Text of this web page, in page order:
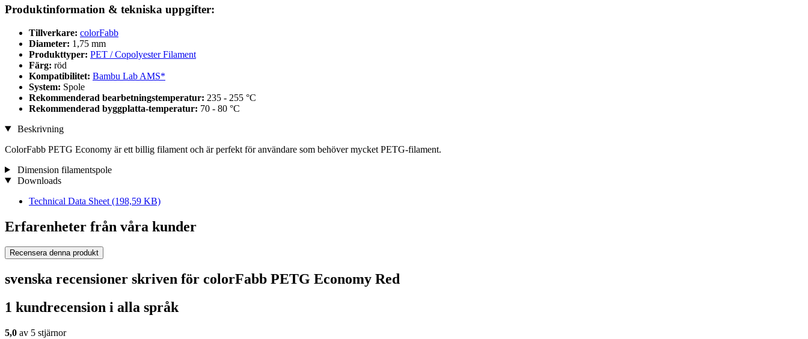
Produktinformation & tekniska uppgifter:
Tillverkare: colorFabb
Diameter: 1,75 mm
Produkttyper: PET / Copolyester Filament
Färg: röd
Kompatibilitet: Bambu Lab AMS*
System: Spole
Rekommenderad bearbetningstemperatur: 235 - 255 °C
Rekommenderad byggplatta-temperatur: 70 - 80 °C
Beskrivning
ColorFabb PETG Economy är ett billig filament och är perfekt för användare som behöver mycket PETG-filament.
Dimension filamentspole
Downloads
Technical Data Sheet (198,59 KB)
Erfarenheter från våra kunder
Recensera denna produkt
svenska recensioner skriven för colorFabb PETG Economy Red
1 kundrecension i alla språk
5,0 av 5 stjärnor